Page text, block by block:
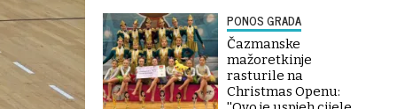
PONOS GRADA
Čazmanske
mažoretkinje
rasturile na
Christmas Openu: